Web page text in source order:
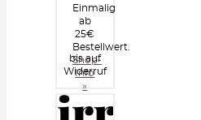
Einmalig
ab
25€
Bestellwert.
Shop-
Info
»
bis auf
Widerruf